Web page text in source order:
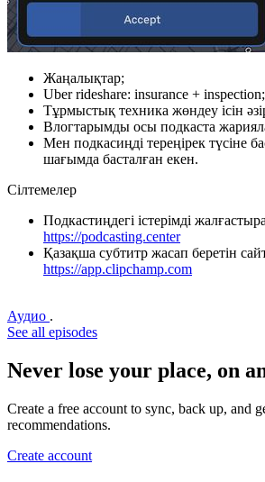
Жаңалықтар;
Uber rideshare: insurance + inspection;
Тұрмыстық техника жөндеу ісін
Влогтарымды осы подкаста
Мен подкасиңді тереңірек түсіне
шағымда басталған екен.
Сілтемелер
Подкастиңдегі істерімді
https://podcasting.center
Қазақша субтитр жасап беретін
https://app.clipchamp.com
Аудио .
See all episodes
Never lose your place, on
Create a free account to sync, back up, and
recommendations.
Create account